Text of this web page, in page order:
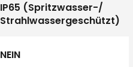
IP65 (Spritzwasser-/
Strahlwassergeschützt)
NEIN